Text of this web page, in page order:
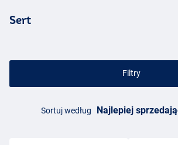
Sert
Filtry
Sortuj według